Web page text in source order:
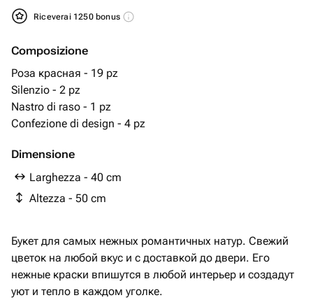
Riceverai 1250 bonus
Composizione
Роза красная - 19 pz
Silenzio - 2 pz
Nastro di raso - 1 pz
Confezione di design - 4 pz
Dimensione
Larghezza - 40 cm
Altezza - 50 cm
Букет для самых нежных романтичных натур. Свежий
цветок на любой вкус и с доставкой до двери. Его
нежные краски впишутся в любой интерьер и создадут
уют и тепло в каждом уголке.